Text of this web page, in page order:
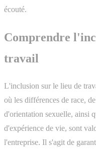
écouté.
Comprendre
travail
L'inclusion sur le lieu de
où les différences de race,
d'orientation sexuelle, ainsi
d'expérience de vie, sont
l'entreprise. Il s'agit de